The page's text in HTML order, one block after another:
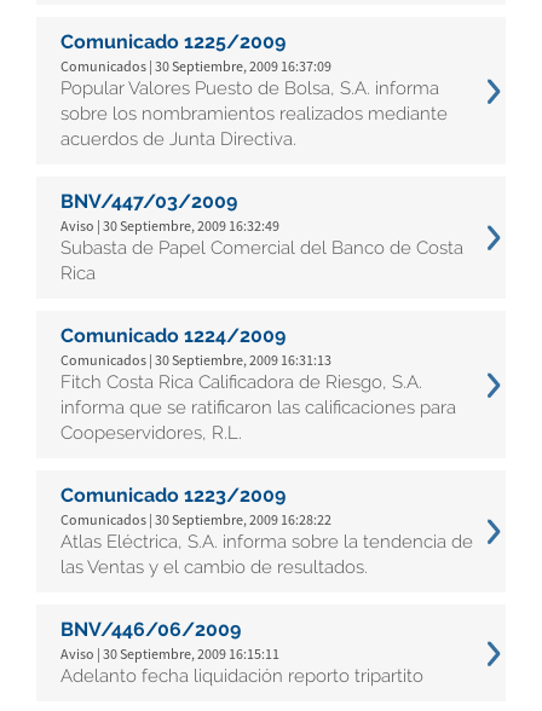
Comunicado 1225/2009
Comunicados | 30 Septiembre, 2009 16:37:09
Popular Valores Puesto de Bolsa, S.A. informa
sobre los nombramientos realizados mediante
acuerdos de Junta Directiva.
BNV/447/03/2009
Aviso | 30 Septiembre, 2009 16:32:49
Subasta de Papel Comercial del Banco de Costa
Rica
Comunicado 1224/2009
Comunicados | 30 Septiembre, 2009 16:31:13
Fitch Costa Rica Calificadora de Riesgo, S.A.
informa que se ratificaron las calificaciones para
Coopeservidores, R.L.
Comunicado 1223/2009
Comunicados | 30 Septiembre, 2009 16:28:22
Atlas Eléctrica, S.A. informa sobre la tendencia de
las Ventas y el cambio de resultados.
BNV/446/06/2009
Aviso | 30 Septiembre, 2009 16:15:11
Adelanto fecha liquidación reporto tripartito